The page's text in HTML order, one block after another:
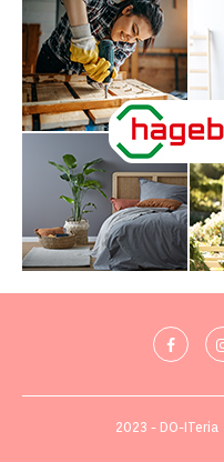
2023 - DO-ITeria |